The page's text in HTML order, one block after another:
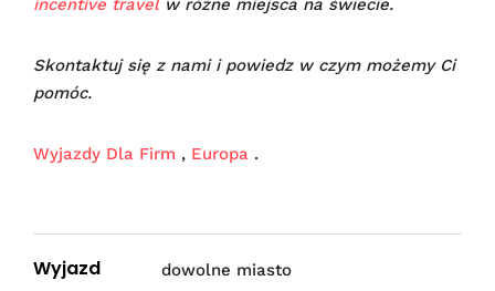
incentive travelw różne miejsca na świecie.
Skontaktuj się z nami i powiedz w czym możemy Ci
pomóc.
Wyjazdy Dla Firm , Europa .
Wyjazd dowolne miasto